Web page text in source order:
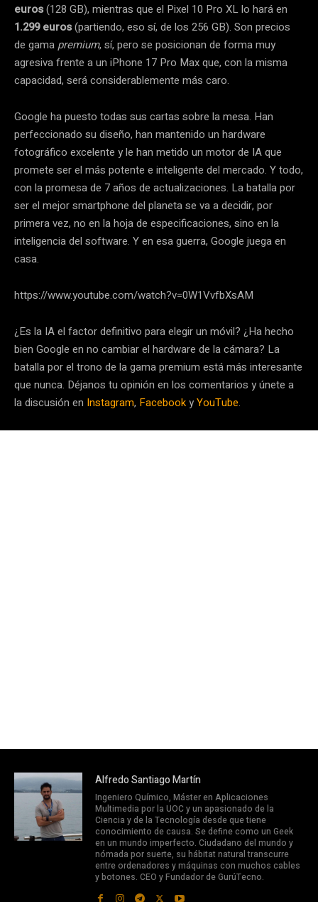
euros(128 GB), mientras que el Pixel 10 Pro XL lo hará en
1.299 euros(partiendo, eso sí, de los 256 GB). Son precios
de gama premium, sí, pero se posicionan de forma muy
agresiva frente a un iPhone 17 Pro Max que, con la misma
capacidad, será considerablemente más caro.
Google ha puesto todas sus cartas sobre la mesa. Han
perfeccionado su diseño, han mantenido un hardware
fotográfico excelente y le han metido un motor de IA que
promete ser el más potente e inteligente del mercado. Y todo,
con la promesa de 7 años de actualizaciones. La batalla por
ser el mejor smartphone del planeta se va a decidir, por
primera vez, no en la hoja de especificaciones, sino en la
inteligencia del software. Y en esa guerra, Google juega en
casa.
https://www.youtube.com/watch?v=0W1VvfbXsAM
¿Es la IA el factor definitivo para elegir un móvil? ¿Ha hecho
bien Google en no cambiar el hardware de la cámara? La
batalla por el trono de la gama premium está más interesante
que nunca. Déjanos tu opinión en los comentarios y únete a
la discusión en Instagram, FacebookyYouTube.
Alfredo Santiago Martín
Ingeniero Químico, Máster en Aplicaciones
Multimedia por la UOC y un apasionado de la
Ciencia y de la Tecnología desde que tiene
conocimiento de causa. Se define como un Geek
en un mundo imperfecto. Ciudadano del mundo y
nómada por suerte, su hábitat natural transcurre
entre ordenadores y máquinas con muchos cables
y botones. CEO y Fundador de GurúTecno.